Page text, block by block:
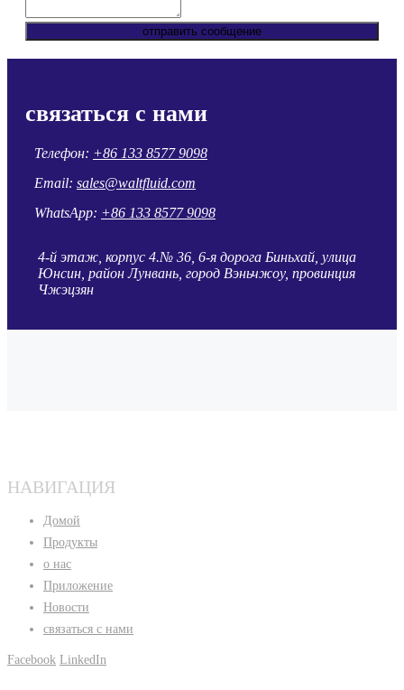
отправить сообщение
связаться с нами
Телефон: +86 133 8577 9098
Email: sales@waltfluid.com
WhatsApp: +86 133 8577 9098
4-й этаж, корпус 4.№ 36, 6-я дорога Биньхай, улица
Юнсин, район Лунвань, город Вэньчжоу, провинция
Чжэцзян
НАВИГАЦИЯ
Домой
Продукты
о нас
Приложение
Новости
связаться с нами
Facebook LinkedIn